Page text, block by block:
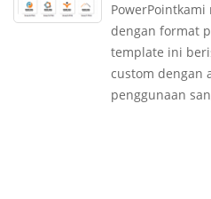
dengan format
template ini
custom dengan
penggunaan